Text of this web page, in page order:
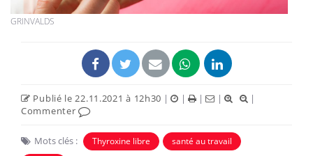
GRINVALDS
Publié le 22.11.2021 à 12h30 | | | |
|
Commenter
Mots clés : Thyroxine libre
santé au travail